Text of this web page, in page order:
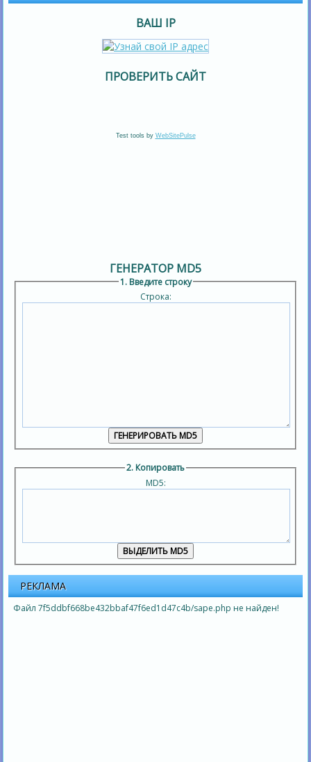
ВАШ IP
ПРОВЕРИТЬ САЙТ
Test tools by WebSitePulse
ГЕНЕРАТОР MD5
1. Введите строку
Строка:
2. Копировать
MD5:
РЕКЛАМА
Файл 7f5ddbf668be432bbaf47f6ed1d47c4b/sape.php не найден!